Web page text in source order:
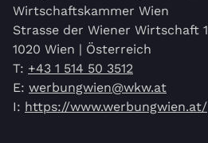
Wirtschaftskammer Wien
Strasse der Wiener Wirtschaft 1
1020 Wien | Österreich
T: +43 1 514 50 3512
E: werbungwien@wkw.at
I: https://www.werbungwien.at/